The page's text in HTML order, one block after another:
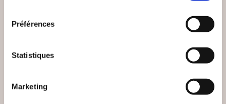
Préférences
Statistiques
Marketing
Thibaut Carré
(0 avis)
Bruno BACROIX